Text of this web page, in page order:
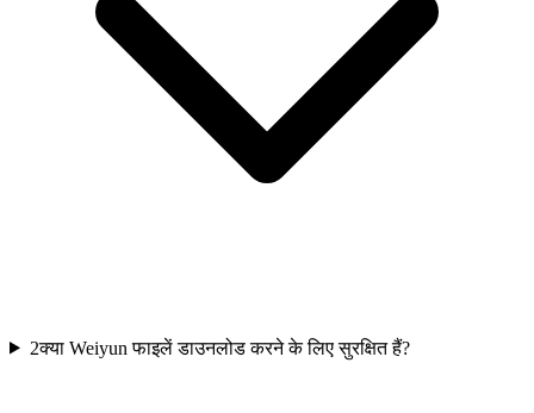
2क्या Weiyun फाइलें डाउनलोड करने के लिए सुरक्षित हैं?